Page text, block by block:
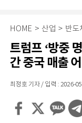
HOME > 산업 > 반도
트럼프 ‘방중
간 중국 매출
최정호 기자 / 입력 : 2026-